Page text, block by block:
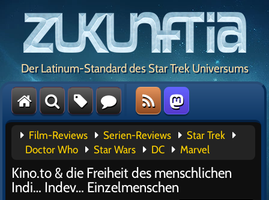
Der Latinum-Standard des Star Trek Universums
Film-Reviews Serien-Reviews
Star Trek
Doctor Who
Star Wars DC Marvel
Kino.to & die Freiheit des menschlichen
Indi… Indev… Einzelmenschen